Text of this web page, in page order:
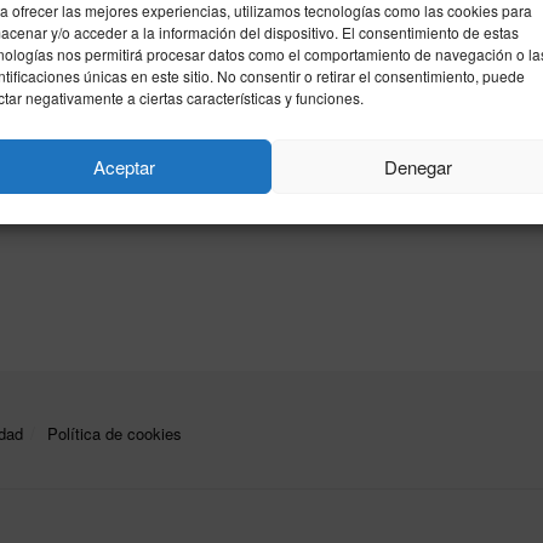
ofrecer las mejores experiencias, utilizamos tecnologías como las cookies para
y/o acceder a la información del dispositivo. El consentimiento de estas
nos permitirá procesar datos como el comportamiento de navegación o
únicas en este sitio. No consentir o retirar el consentimiento, puede
negativamente a ciertas características y funciones.
Aceptar Denegar
el directivo del IE que contrató
Gómez
Güemes, presidente del Centro de Emprendimiento e
del IE Business School, se convierte en investigado en el ...
Política de cookies